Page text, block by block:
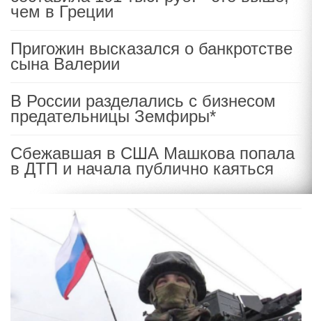
чем в Греции
Пригожин высказался о банкротстве
сына Валерии
В России разделались с бизнесом
предательницы Земфиры*
Сбежавшая в США Машкова попала
в ДТП и начала публично каяться